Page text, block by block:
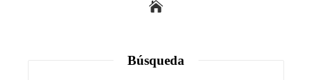
Búsqueda